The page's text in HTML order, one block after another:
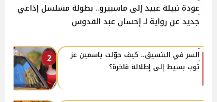
عودة نبيلة عبيد إلى ماسبيرو.. بطولة مسلسل إذاعي
جديد عن رواية لـ إحسان عبد القدوس
2
السر في التنسيق.. كيف حوّلت ياسمين عز
توب بسيط إلى إطلالة فاخرة؟